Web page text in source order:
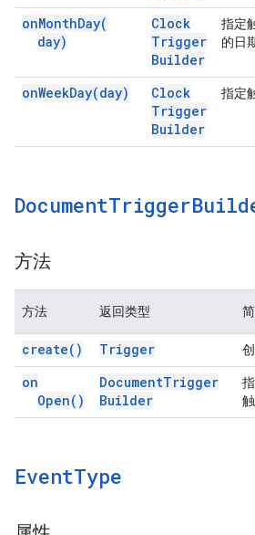
onMonthDay(
day)
Clock
Trigger
Builder
指定
的日
onWeekDay(day)
Clock
Trigger
Builder
指定
DocumentTrigger
方法
方法 返回类型
create( ) Trigger
on
Open( )
DocumentTrigger
Builder
EventType